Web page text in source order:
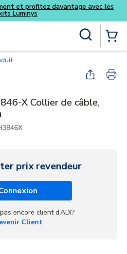
to main content
X Collier de câble,
prix revendeur
encore client d’ADI?
Client